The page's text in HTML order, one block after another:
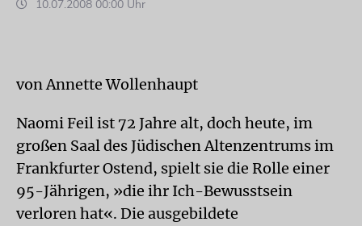
10.07.2008 00:00 Uhr
von Annette Wollenhaupt
Naomi Feil ist 72 Jahre alt, doch heute, im
großen Saal des Jüdischen Altenzentrums im
Frankfurter Ostend, spielt sie die Rolle einer
95-Jährigen, »die ihr Ich-Bewusstsein
verloren hat«. Die ausgebildete